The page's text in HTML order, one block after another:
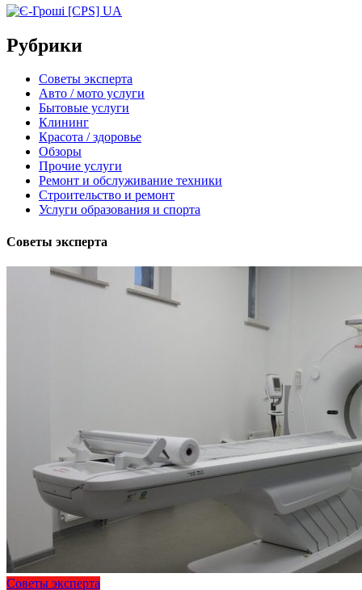
Рубрики
Советы эксперта
Авто / мото услуги
Бытовые услуги
Клининг
Красота / здоровье
Обзоры
Прочие услуги
Ремонт и обслуживание техники
Строительство и ремонт
Услуги образования и спорта
Советы эксперта
Советы эксперта